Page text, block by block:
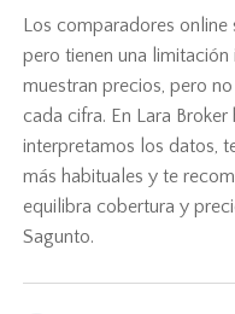
Los comparadores
pero tienen una
muestran precios, pero
cada cifra. En Lara
interpretamos los datos,
más habituales y te
equilibra cobertura y
Sagunto.